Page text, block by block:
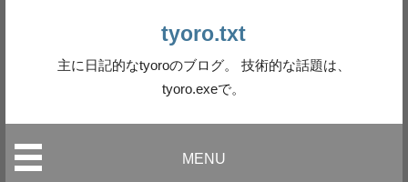
tyoro.txt
主に日記的なtyoroのブログ。 技術的な話題は、
tyoro.exeで。
MENU